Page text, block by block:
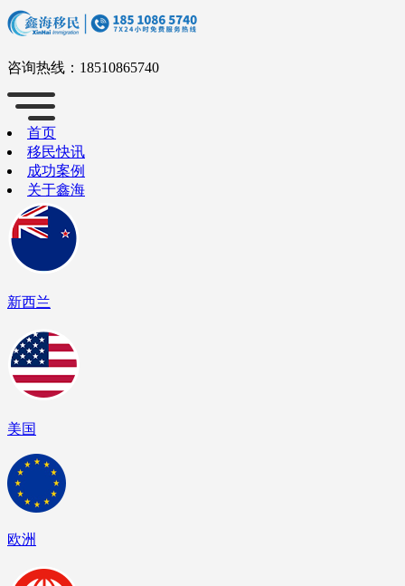
咨询热线： 18510865740
首页
移民快讯
成功案例
关于鑫海
新西兰
美国
欧洲